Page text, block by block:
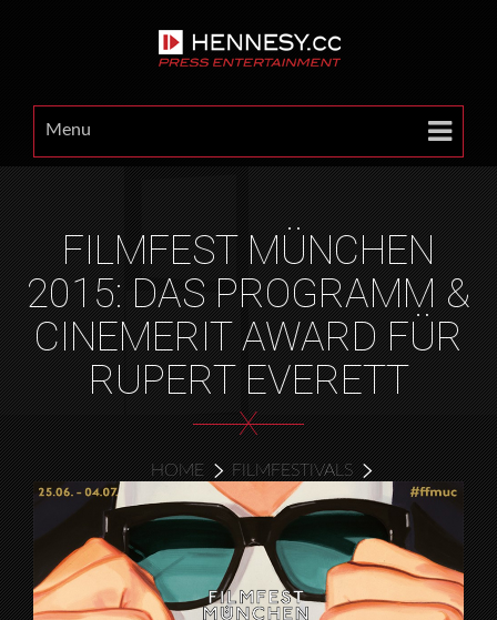
Menu
FILMFEST MÜNCHEN
2015: DAS PROGRAMM &
CINEMERIT AWARD FÜR
RUPERT EVERETT
X
HOME
FILMFESTIVALS
FILMFEST MÜNCHEN 2015: DAS PROGRAMM &
CINEMERIT AWARD FÜR RUPERT EVERETT